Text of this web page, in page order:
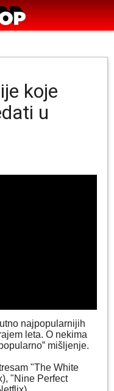
koje
u
najpopularnijih
leta. O nekima
mišljenje.
"The White
"Nine Perfect